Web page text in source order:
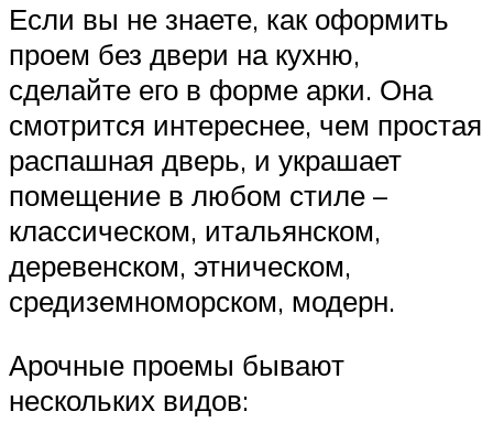
Если вы не знаете, как оформить
проем без двери на кухню,
сделайте его в форме арки. Она
смотрится интереснее, чем простая
распашная дверь, и украшает
помещение в любом стиле –
классическом, итальянском,
деревенском, этническом,
средиземноморском, модерн.
Арочные проемы бывают
нескольких видов: